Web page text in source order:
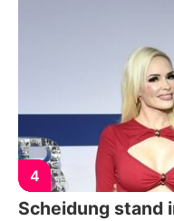
4
Scheidung stand